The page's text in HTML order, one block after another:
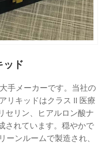
ッド
手メーカーです。当社の
リキッドはクラス II 医療
セリン、ヒアルロン酸ナ
されています。穏やかで
ーンルームで製造され、